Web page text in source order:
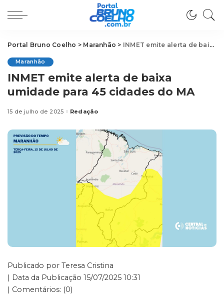
Portal Bruno Coelho > Maranhão > INMET emite alerta de baixa umidade para 45 cidades do MA
Maranhão
INMET emite alerta de baixa
umidade para 45 cidades do MA
15 de julho de 2025Posted
Redação
Publicado por Teresa Cristina
| Data da Publicação 15/07/2025 10:31
| Comentários: (0)